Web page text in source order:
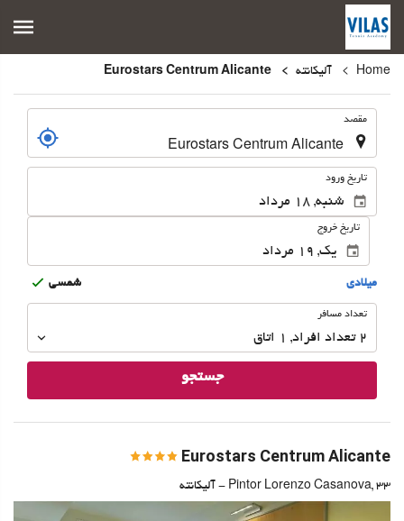
Home آلیکانته
مقصد
تاریخ ورود
تاریخ خروج
ميلادى شمسى
تعداد
تعداد مسافر
2 تعداد افراد ,
1 اتاق
جستجو
Eurostars Centrum Alicante
Pintor Lorenzo Casanova, 33 - آلیکانته